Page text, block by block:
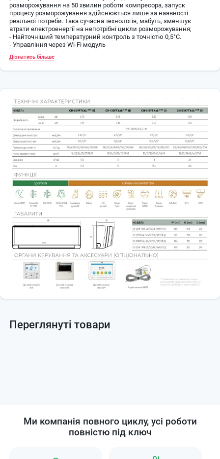
розморожування на 50 хвилин роботи компресора, запуск
процесу розморожування здійснюється лише за наявності
реальної потреби. Така сучасна технологія, мабуть, зменшує
втрати електроенергії на непотрібні цикли розморожування;
- Найточніший температурний контроль з точністю 0,5°C.
- Управління через Wi-Fi модуль
Дізнатись більше
Переглянуті товари
Ми компанія повного циклу, усі роботи
повністю під ключ